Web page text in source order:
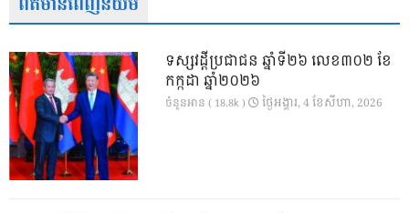
ទស្សវដ្តីប្រជាជន ឆ្នាំទី២៦ លេខ៣០២ ខែ
កក្កដា ឆ្នាំ២០២៦
ចំនួនអាន ( 18.8k ) ថ្ងៃ​អង្គារ, 4 ខែ​សីហា, 2026